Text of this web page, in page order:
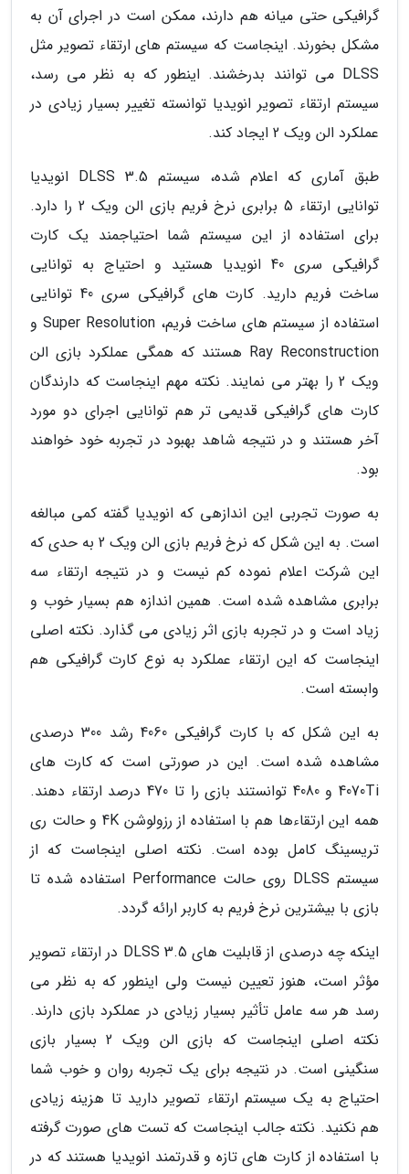
گرافیکی حتی میانه هم دارند، ممکن است در اجرای آن به
مشکل بخورند. اینجاست که سیستم های ارتقاء تصویر مثل
DLSS می توانند بدرخشند. اینطور که به نظر می رسد،
سیستم ارتقاء تصویر انویدیا توانسته تغییر بسیار زیادی در
عملکرد الن ویک 2 ایجاد کند.
طبق آماری که اعلام شده، سیستم DLSS 3.5 انویدیا
توانایی ارتقاء 5 برابری نرخ فریم بازی الن ویک 2 را دارد.
برای استفاده از این سیستم شما احتیاجمند یک کارت
گرافیکی سری 40 انویدیا هستید و احتیاج به توانایی
ساخت فریم دارید. کارت های گرافیکی سری 40 توانایی
استفاده از سیستم های ساخت فریم، Super Resolution و
Ray Reconstruction هستند که همگی عملکرد بازی الن
ویک 2 را بهتر می نمایند. نکته مهم اینجاست که دارندگان
کارت های گرافیکی قدیمی تر هم توانایی اجرای دو مورد
آخر هستند و در نتیجه شاهد بهبود در تجربه خود خواهند
بود.
به صورت تجربی این اندازهی که انویدیا گفته کمی مبالغه
است. به این شکل که نرخ فریم بازی الن ویک 2 به حدی که
این شرکت اعلام نموده کم نیست و در نتیجه ارتقاء سه
برابری مشاهده شده است. همین اندازه هم بسیار خوب و
زیاد است و در تجربه بازی اثر زیادی می گذارد. نکته اصلی
اینجاست که این ارتقاء عملکرد به نوع کارت گرافیکی هم
وابسته است.
به این شکل که با کارت گرافیکی 4060 رشد 300 درصدی
مشاهده شده است. این در صورتی است که کارت های
4070Ti و 4080 توانستند بازی را تا 470 درصد ارتقاء دهند.
همه این ارتقاءها هم با استفاده از رزولوشن 4K و حالت ری
تریسینگ کامل بوده است. نکته اصلی اینجاست که از
سیستم DLSS روی حالت Performance استفاده شده تا
بازی با بیشترین نرخ فریم به کاربر ارائه گردد.
اینکه چه درصدی از قابلیت های DLSS 3.5 در ارتقاء تصویر
مؤثر است، هنوز تعیین نیست ولی اینطور که به نظر می
رسد هر سه عامل تأثیر بسیار زیادی در عملکرد بازی دارند.
نکته اصلی اینجاست که بازی الن ویک 2 بسیار بازی
سنگینی است. در نتیجه برای یک تجربه روان و خوب شما
احتیاج به یک سیستم ارتقاء تصویر دارید تا هزینه زیادی
هم نکنید. نکته جالب اینجاست که تست های صورت گرفته
با استفاده از کارت های تازه و قدرتمند انویدیا هستند که در